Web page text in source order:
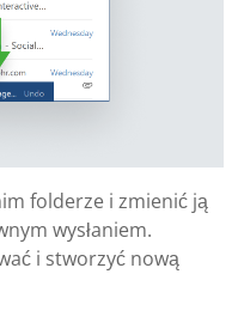
folderze i zmienić ją
wysłaniem.
i stworzyć nową